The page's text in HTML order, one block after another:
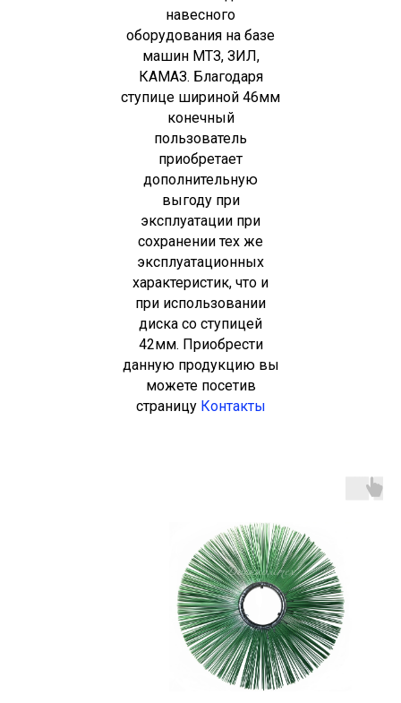
навесного
оборудования на базе
машин МТЗ, ЗИЛ,
КАМАЗ. Благодаря
ступице шириной 46мм
конечный
пользователь
приобретает
дополнительную
выгоду при
эксплуатации при
сохранении тех же
эксплуатационных
характеристик, что и
при использовании
диска со ступицей
42мм. Приобрести
данную продукцию вы
можете посетив
страницу Контакты